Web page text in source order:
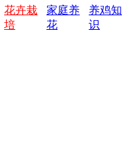
花卉栽
培
家庭养
花
养鸡知
识